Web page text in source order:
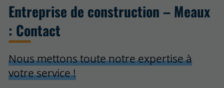
Entreprise de construction – Meaux
: Contact
Nous mettons toute notre expertise à
votre service !